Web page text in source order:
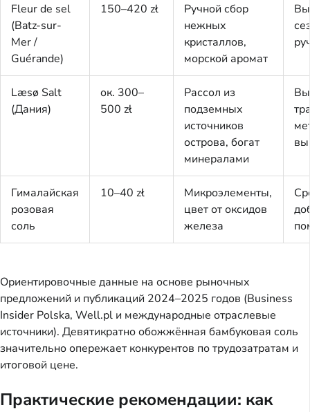
Fleur de sel
(Batz-sur-
Mer /
Guérande)
150–420 zł
Ручной сбор
нежных
кристаллов,
морской аромат
Læsø Salt
(Дания)
ок. 300–
500 zł
Рассол из
подземных
источников
острова, богат
минералами
Гималайская
розовая
соль
10–40 zł
Микроэлементы,
цвет от оксидов
железа
Ориентировочные данные на основе рыночных
предложений и публикаций 2024–2025 годов (Business
Insider Polska, Well.pl и международные отраслевые
источники). Девятикратно обожжённая бамбуковая соль
значительно опережает конкурентов по трудозатратам и
итоговой цене.
Практические рекомендации: как